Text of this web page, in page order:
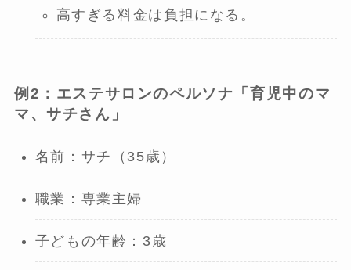
高すぎる料金は負担になる。
例2：エステサロンのペルソナ「育児中のマ
マ、サチさん」
名前：サチ（35歳）
職業：専業主婦
子どもの年齢：3歳